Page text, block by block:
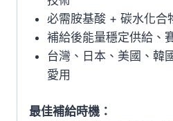
必需胺基酸 + 碳水化合
補給後能量穩定供給、
台灣、日本、美國、韓
愛用
最佳補給時機：